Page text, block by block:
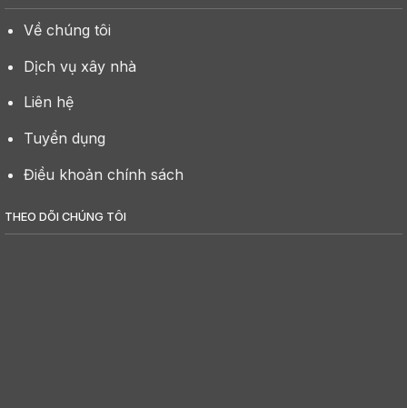
Về chúng tôi
Dịch vụ xây nhà
Liên hệ
Tuyển dụng
Điều khoản chính sách
THEO DÕI CHÚNG TÔI